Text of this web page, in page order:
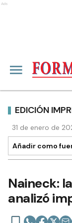
Ads
EDICIÓN
31 de enero de
Añadir como
Naineck:
analizó